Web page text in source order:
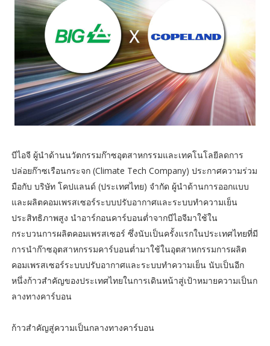
บีไอจี ผู้นำด้านนวัตกรรมก๊าซอุตสาหกรรมและเทคโนโลยีลดการ
ปล่อยก๊าซเรือนกระจก (Climate Tech Company) ประกาศความร่วม
มือกับ บริษัท โคปแลนด์ (ประเทศไทย) จำกัด ผู้นำด้านการออกแบบ
และผลิตคอมเพรสเซอร์ระบบปรับอากาศและระบบทำความเย็น
ประสิทธิภาพสูง นำอาร์กอนคาร์บอนต่ำจากบีไอจีมาใช้ใน
กระบวนการผลิตคอมเพรสเซอร์ ซึ่งนับเป็นครั้งแรกในประเทศไทยที่มี
การนำก๊าซอุตสาหกรรมคาร์บอนต่ำมาใช้ในอุตสาหกรรมการผลิต
คอมเพรสเซอร์ระบบปรับอากาศและระบบทำความเย็น นับเป็นอีก
หนึ่งก้าวสำคัญของประเทศไทยในการเดินหน้าสู่เป้าหมายความเป็นก
ลางทางคาร์บอน
ก้าวสำคัญสู่ความเป็นกลางทางคาร์บอน